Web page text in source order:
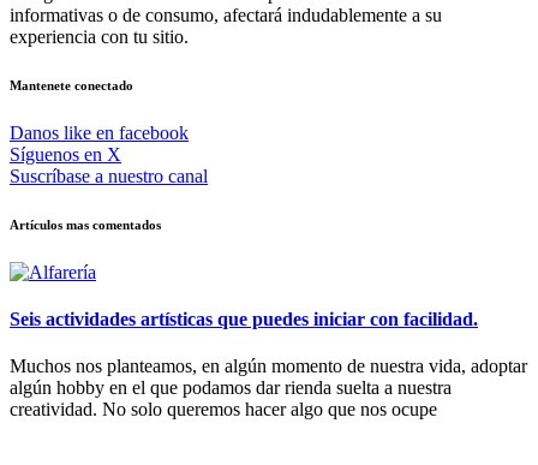
informativas o de consumo, afectará indudablemente a su
experiencia con tu sitio.
Mantenete conectado
Danos like en facebook
Síguenos en X
Suscríbase a nuestro canal
Artículos mas comentados
Seis actividades artísticas que puedes iniciar con facilidad.
Muchos nos planteamos, en algún momento de nuestra vida, adoptar
algún hobby en el que podamos dar rienda suelta a nuestra
creatividad. No solo queremos hacer algo que nos ocupe